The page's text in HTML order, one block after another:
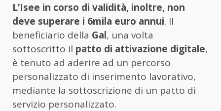
L’Isee in corso di validità, inoltre, non
deve superare i 6mila euro annui. Il
beneficiario della Gal, una volta
sottoscritto il patto di attivazione digitale,
è tenuto ad aderire ad un percorso
personalizzato di inserimento lavorativo,
mediante la sottoscrizione di un patto di
servizio personalizzato.